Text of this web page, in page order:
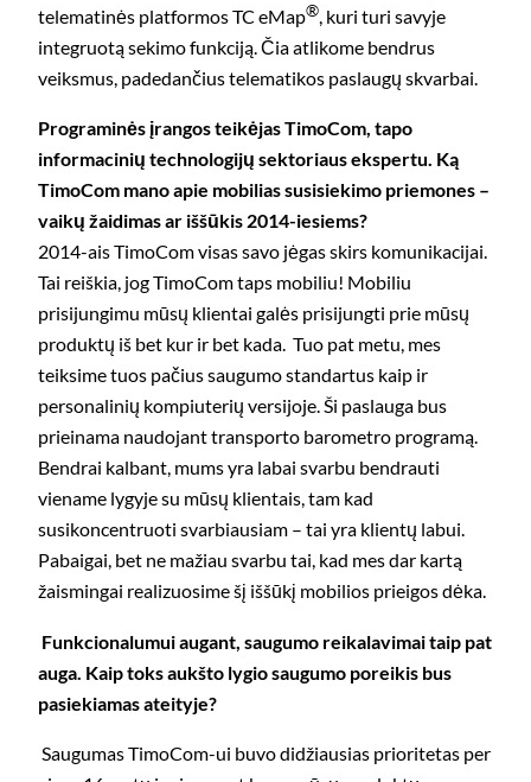
telematinės platformos TC eMap®, kuri turi savyje
integruotą sekimo funkciją. Čia atlikome bendrus
veiksmus, padedančius telematikos paslaugų skvarbai.
Programinės įrangos teikėjas TimoCom, tapo
informacinių technologijų sektoriaus ekspertu. Ką
TimoCom mano apie mobilias susisiekimo priemones –
vaikų žaidimas ar iššūkis 2014-iesiems?
2014-ais TimoCom visas savo jėgas skirs komunikacijai.
Tai reiškia, jog TimoCom taps mobiliu! Mobiliu
prisijungimu mūsų klientai galės prisijungti prie mūsų
produktų iš bet kur ir bet kada. Tuo pat metu, mes
teiksime tuos pačius saugumo standartus kaip ir
personalinių kompiuterių versijoje. Ši paslauga bus
prieinama naudojant transporto barometro programą.
Bendrai kalbant, mums yra labai svarbu bendrauti
viename lygyje su mūsų klientais, tam kad
susikoncentruoti svarbiausiam – tai yra klientų labui.
Pabaigai, bet ne mažiau svarbu tai, kad mes dar kartą
žaismingai realizuosime šį iššūkį mobilios prieigos dėka.
Funkcionalumui augant, saugumo reikalavimai taip pat
auga. Kaip toks aukšto lygio saugumo poreikis bus
pasiekiamas ateityje?
Saugumas TimoCom-ui buvo didžiausias prioritetas per